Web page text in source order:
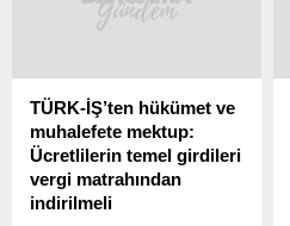
TÜRK-İŞ’ten hükümet ve
muhalefete mektup:
Ücretlilerin temel girdileri
vergi matrahından
indirilmeli